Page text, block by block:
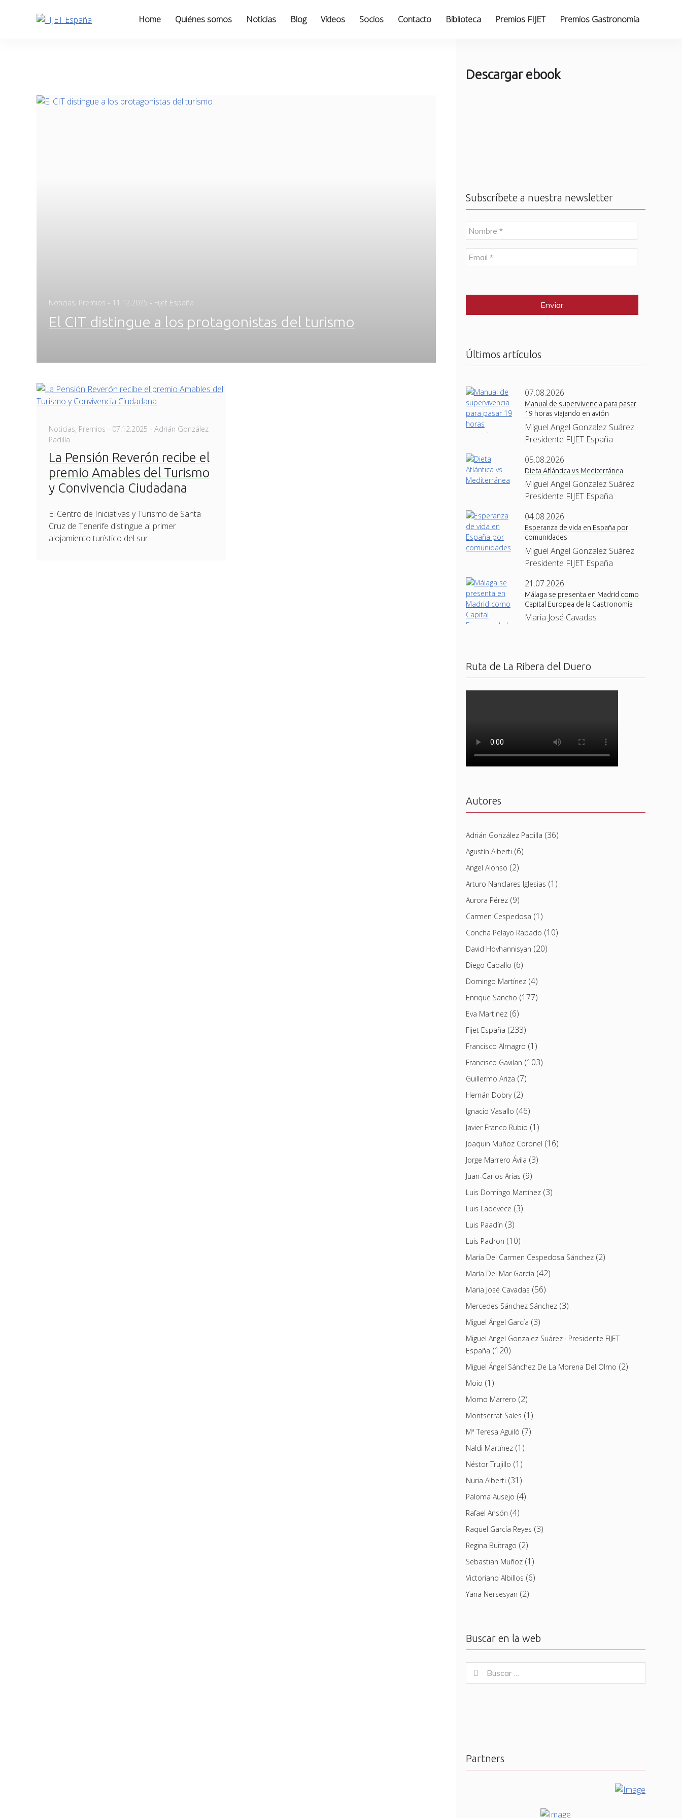
Home Quiénes somos Noticias Blog Vídeos Socios Contacto Biblioteca Premios FIJET Premios Gastronomía
Noticias, Premios - Posted
11.12.2025 - Fijet España
El CIT distingue a los protagonistas del turismo
Noticias, Premios - Posted
07.12.2025 - Adrián González
Padilla
La Pensión Reverón recibe el
premio Amables del Turismo
y Convivencia Ciudadana
El Centro de Iniciativas y Turismo de Santa
Cruz de Tenerife distingue al primer
alojamiento turístico del sur…
Descargar ebook
Subscríbete a nuestra newsletter
N
o
m
b
r
E
m
l
Últimos artículos
07.08.2026
Manual de supervivencia para pasar
19 horas viajando en avión
Miguel Angel Gonzalez Suárez ·
Presidente FIJET España
05.08.2026
Dieta Atlántica vs Mediterránea
Miguel Angel Gonzalez Suárez ·
Presidente FIJET España
04.08.2026
Esperanza de vida en España por
comunidades
Miguel Angel Gonzalez Suárez ·
Presidente FIJET España
21.07.2026
Málaga se presenta en Madrid como
Capital Europea de la Gastronomía
Maria José Cavadas
Ruta de La Ribera del Duero
Autores
Adrián González Padilla (36)
Agustín Alberti (6)
Angel Alonso (2)
Arturo Nanclares Iglesias (1)
Aurora Pérez(9)
Carmen Cespedosa (1)
Concha Pelayo Rapado (10)
David Hovhannisyan (20)
Diego Caballo (6)
Domingo Martínez(4)
Enrique Sancho (177)
Eva Martinez(6)
Fijet España (233)
Francisco Almagro (1)
Francisco Gavilan (103)
Guillermo Ariza (7)
Hernán Dobry(2)
Ignacio Vasallo (46)
Javier Franco Rubio (1)
Joaquin Muñoz Coronel (16)
Jorge Marrero Ávila (3)
Juan-Carlos Arias (9)
Luis Domingo Martínez(3)
Luis Ladevece (3)
Luis Paadín (3)
Luis Padron (10)
María Del Carmen Cespedosa Sánchez(2)
María Del Mar García (42)
Maria José Cavadas (56)
Mercedes Sánchez Sánchez(3)
Miguel Ángel García (3)
Miguel Angel Gonzalez Suárez · Presidente FIJET
España (120)
Miguel Ángel Sánchez De La Morena Del Olmo (2)
Moio (1)
Momo Marrero (2)
Montserrat Sales (1)
Mª Teresa Aguiló (7)
Naldi Martínez(1)
Néstor Trujillo (1)
Nuria Alberti (31)
Paloma Ausejo (4)
Rafael Ansón (4)
Raquel García Reyes (3)
Regina Buitrago (2)
Sebastian Muñoz(1)
Victoriano Albillos (6)
Yana Nersesyan (2)
Buscar en la web
for:
Buscar
Partners